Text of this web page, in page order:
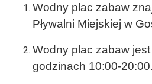
Wodny plac zabaw
Pływalni Miejskiej w
Wodny plac zabaw
godzinach 10:00-20:00.